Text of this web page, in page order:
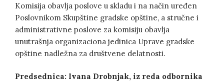
Komisija obavlja poslove u skladu i na način uređen
Poslovnikom Skupštine gradske opštine, a stručne i
administrativne poslove za komisiju obavlja
unutrašnja organizaciona jedinica Uprave gradske
opštine nadležna za društvene delatnosti.
Predsednica: Ivana Drobnjak, iz reda odbornika